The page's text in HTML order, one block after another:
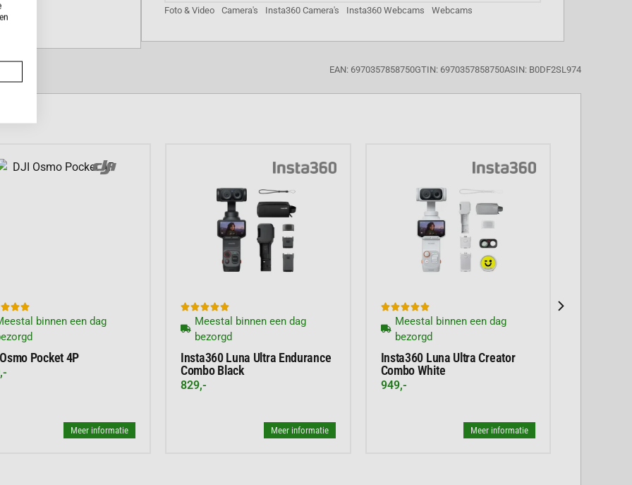
NIEUWE
waar je ook bent
en foto’s.
de camera aan je
maak je haarscherpe
Voor helder
uit, waar je ook
Foto & Video Camera's Insta360 Camera's Insta360 Webcams Webcams
EAN: 6970357858750GTIN: 6970357858750ASIN: B0DF2SL974

binnen een dag
Pocket 4P
Meer informatie

Meestal binnen een dag
bezorgd
Insta360 Luna Ultra Endurance
Combo Black
829,-
Meer informatie

Meestal binnen een dag
bezorgd
Insta360 Luna Ultra Creator
Combo White
949,-
Meer informatie